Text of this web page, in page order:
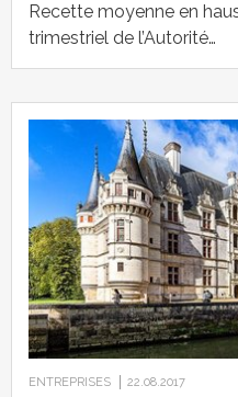
Recette moyenne en
trimestriel de l’Autorité…
ENTREPRISES 22.08.2017